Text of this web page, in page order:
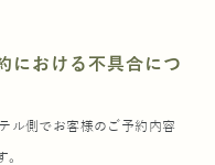
における不具合につ
ル側でお客様のご予約内容